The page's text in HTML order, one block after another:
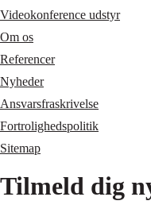
Videokonference udstyr
Om os
Referencer
Nyheder
Ansvarsfraskrivelse
Fortrolighedspolitik
Sitemap
Tilmeld dig